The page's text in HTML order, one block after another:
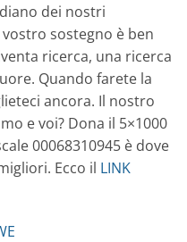
dei nostri
sostegno è ben
ricerca, una ricerca
Quando farete la
ancora. Il nostro
e voi? Dona il 5×1000
00068310945 è dove
Ecco il LINK